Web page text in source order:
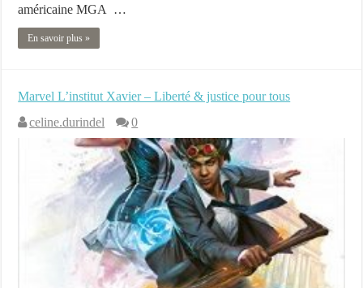
américaine MGA …
En savoir plus »
Marvel L’institut Xavier – Liberté & justice pour tous
celine.durindel
0